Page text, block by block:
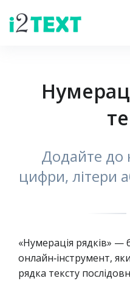
Додайте до
цифри, літери
«Нумерація рядків»
онлайн‑інструмент,
рядка тексту